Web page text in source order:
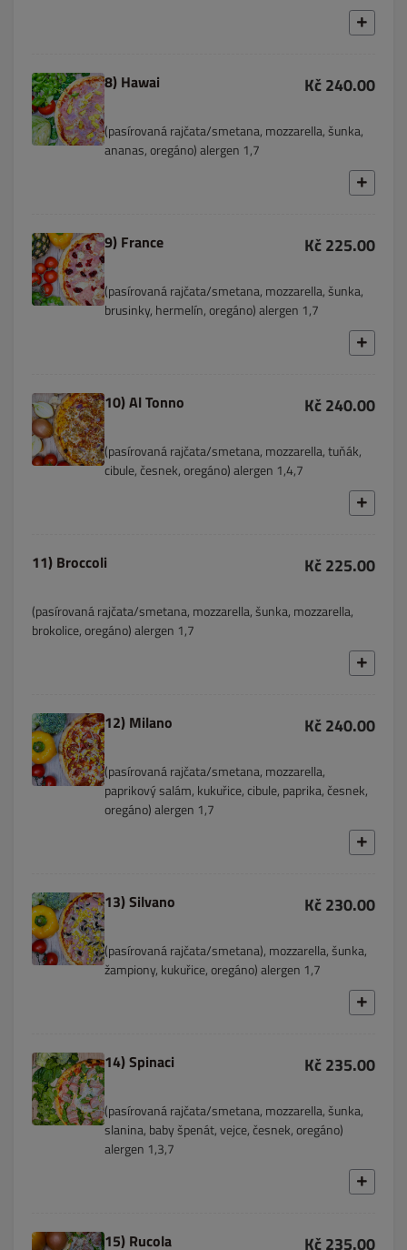
8) Hawai Kč 240.00
(pasírovaná rajčata/smetana, mozzarella, šunka,
ananas, oregáno) alergen 1,7
9) France Kč 225.00
(pasírovaná rajčata/smetana, mozzarella, šunka,
brusinky, hermelín, oregáno) alergen 1,7
10) Al Tonno Kč 240.00
(pasírovaná rajčata/smetana, mozzarella, tuňák,
cibule, česnek, oregáno) alergen 1,4,7
11) Broccoli Kč 225.00
(pasírovaná rajčata/smetana, mozzarella, šunka, mozzarella,
brokolice, oregáno) alergen 1,7
12) Milano Kč 240.00
(pasírovaná rajčata/smetana, mozzarella,
paprikový salám, kukuřice, cibule, paprika, česnek,
oregáno) alergen 1,7
13) Silvano Kč 230.00
(pasírovaná rajčata/smetana), mozzarella, šunka,
žampiony, kukuřice, oregáno) alergen 1,7
14) Spinaci Kč 235.00
(pasírovaná rajčata/smetana, mozzarella, šunka,
slanina, baby špenát, vejce, česnek, oregáno)
alergen 1,3,7
15) Rucola Kč 235.00